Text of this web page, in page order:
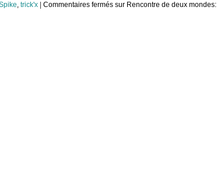
, trick'x Commentaires fermés sur Rencontre de deux mondes: